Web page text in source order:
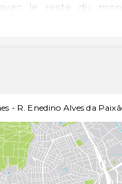
le reste du
et un fer / une
bar/épicerie fine, où
faire une pause bien
proposés
est disponible
- R. Enedino Alves da